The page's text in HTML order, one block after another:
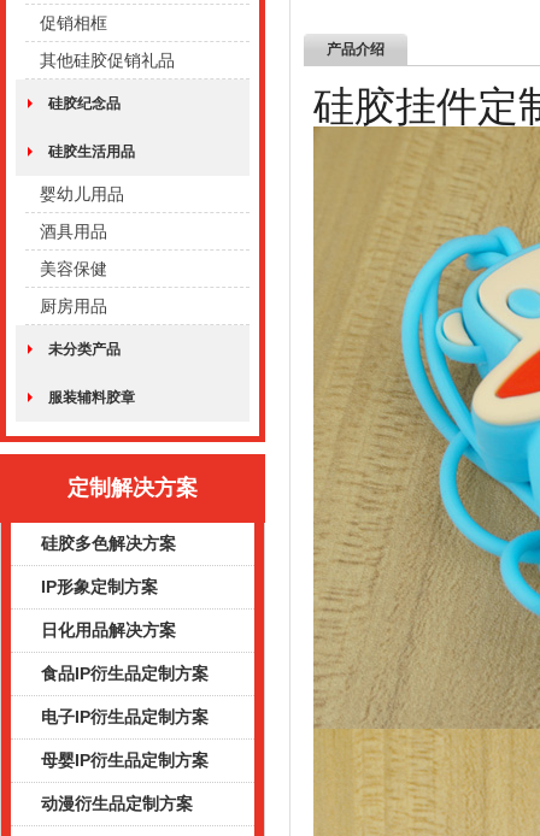
促销相框
其他硅胶促销礼品
硅胶纪念品
硅胶生活用品
婴幼儿用品
酒具用品
美容保健
厨房用品
未分类产品
服装辅料胶章
定制解决方案
硅胶多色解决方案
IP形象定制方案
日化用品解决方案
食品IP衍生品定制方案
电子IP衍生品定制方案
母婴IP衍生品定制方案
动漫衍生品定制方案
产品介绍
硅胶挂件定